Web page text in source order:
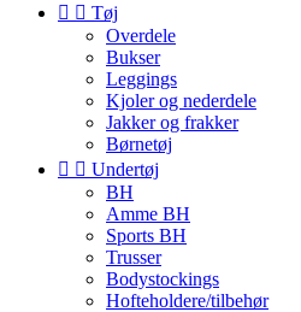
  Tøj
Overdele
Bukser
Leggings
Kjoler og nederdele
Jakker og frakker
Børnetøj
  Undertøj
BH
Amme BH
Sports BH
Trusser
Bodystockings
Hofteholdere/tilbehør